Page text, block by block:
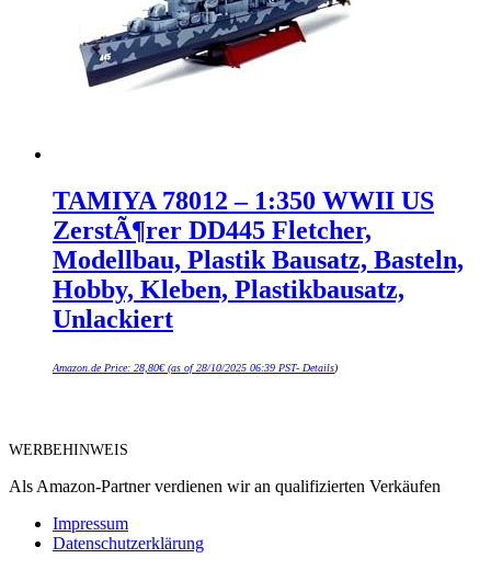
TAMIYA 78012 – 1:350 WWII US
ZerstÃ¶rer DD445 Fletcher,
Modellbau, Plastik Bausatz, Basteln,
Hobby, Kleben, Plastikbausatz,
Unlackiert
Amazon.de Price: 28,80€(as of 28/10/2025 06:39 PST- Details)
WERBEHINWEIS
Als Amazon-Partner verdienen wir an qualifizierten Verkäufen
Impressum
Datenschutzerklärung